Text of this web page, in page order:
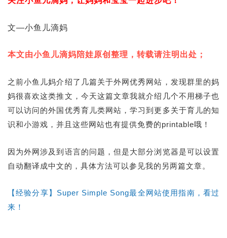
文—小鱼儿滴妈
本文由小鱼儿滴妈陪娃原创整理，转载请注明出处；
之前小鱼儿妈介绍了几篇关于外网优秀网站，发现群里的妈
妈很喜欢这类推文，今天这篇文章我就介绍几个不用梯子也
可以访问的外国优秀育儿类网站，学习到更多关于育儿的知
识和小游戏，并且这些网站也有提供免费的printable哦！
因为外网涉及到语言的问题，但是大部分浏览器是可以设置
自动翻译成中文的，具体方法可以参见我的另两篇文章。
【经验分享】Super Simple Song最全网站使用指南，看过
来！